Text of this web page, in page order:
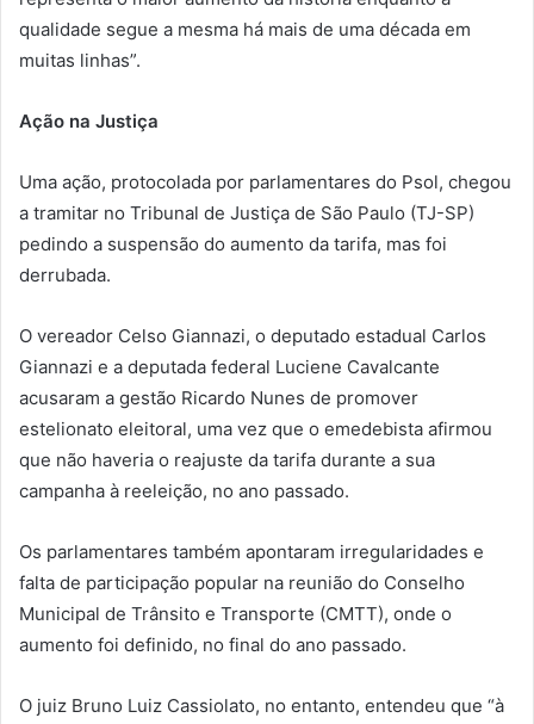
qualidade segue a mesma há mais de uma década em
muitas linhas”.
Ação na Justiça
Uma ação, protocolada por parlamentares do Psol, chegou
a tramitar no Tribunal de Justiça de São Paulo (TJ-SP)
pedindo a suspensão do aumento da tarifa, mas foi
derrubada.
O vereador Celso Giannazi, o deputado estadual Carlos
Giannazi e a deputada federal Luciene Cavalcante
acusaram a gestão Ricardo Nunes de promover
estelionato eleitoral, uma vez que o emedebista afirmou
que não haveria o reajuste da tarifa durante a sua
campanha à reeleição, no ano passado.
Os parlamentares também apontaram irregularidades e
falta de participação popular na reunião do Conselho
Municipal de Trânsito e Transporte (CMTT), onde o
aumento foi definido, no final do ano passado.
O juiz Bruno Luiz Cassiolato, no entanto, entendeu que “à